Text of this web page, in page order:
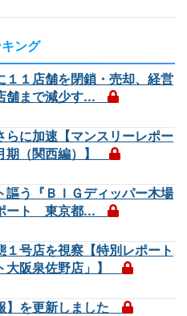
ング
１１店舗を閉鎖・売却、経営
舗まで減少す...
らに加速【マンスリーレポー
期（関西編）】
謳う『ＢＩＧディッパー木場
ート 東京都...
１号店を視察【特別レポート
大阪泉佐野店」】
】を更新しました